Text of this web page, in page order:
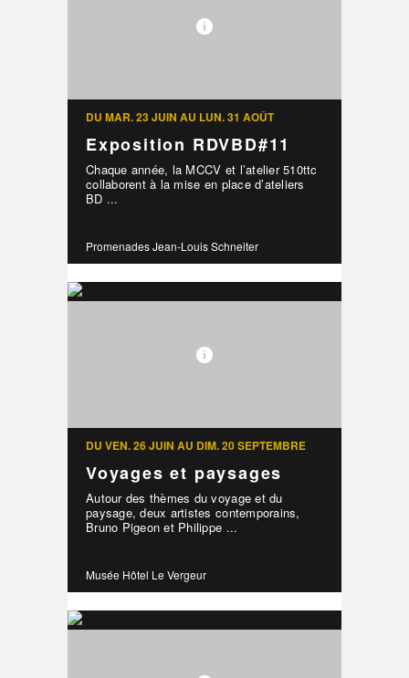
DU MAR. 23 JUIN AU LUN. 31 AOÛT
Exposition RDVBD#11
Chaque année, la MCCV et l’atelier 510ttc
collaborent à la mise en place d’ateliers
BD ...
Promenades Jean-Louis Schneiter
DU VEN. 26 JUIN AU DIM. 20 SEPTEMBRE
Voyages et paysages
Autour des thèmes du voyage et du
paysage, deux artistes contemporains,
Bruno Pigeon et Philippe ...
Musée Hôtel Le Vergeur